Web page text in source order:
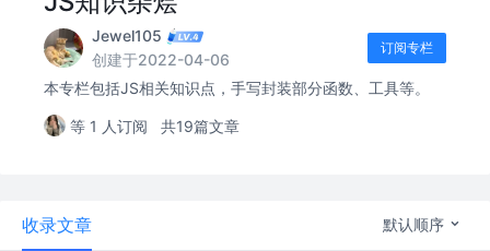
Jewel105
创建于2022-04-06
订阅专栏
本专栏包括JS相关知识点，手写封装部分函数、工具等。
等 1 人订阅 共19篇文章
收录文章 默认顺序